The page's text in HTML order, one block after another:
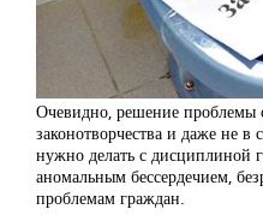
Очевидно, решение проблемы
законотворчества и даже не
нужно делать с дисциплиной
аномальным бессердечием,
проблемам граждан.